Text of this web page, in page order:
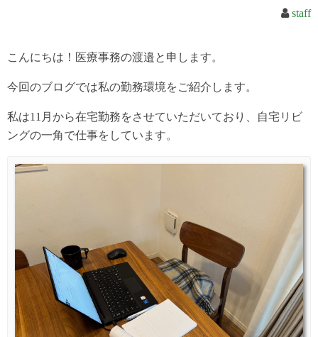
staff
こんにちは！医療事務の渡邉と申します。
今回のブログでは私の勤務環境をご紹介します。
私は11月から在宅勤務をさせていただいており、自宅リビ
ングの一角で仕事をしています。